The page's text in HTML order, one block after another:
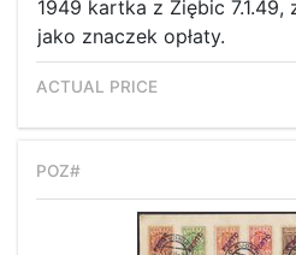
1949 kartka z Ziębic
jako znaczek opłaty.